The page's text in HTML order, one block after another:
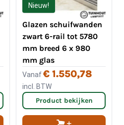
Nieuw!
Glazen schuifwanden
zwart 6-rail tot 5780
mm breed 6 x 980
mm glas
Vanaf€ 1.550,78
incl. BTW
Product bekijken